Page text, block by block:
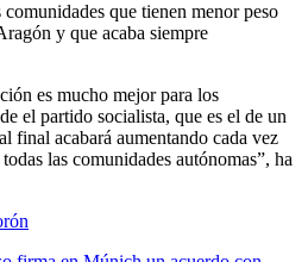
que tienen menor peso
y que acaba siempre
es mucho mejor para los
el partido socialista, que es el de un
final acabará aumentando cada vez
las comunidades autónomas”, ha